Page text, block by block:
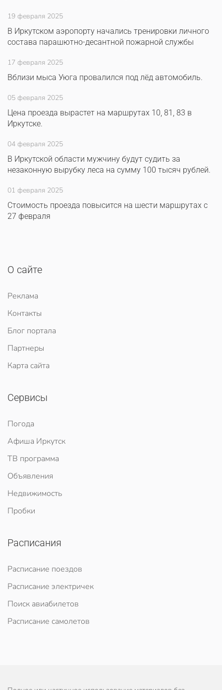
19 февраля 2025
В Иркутском аэропорту начались тренировки личного
состава парашютно-десантной пожарной службы
17 февраля 2025
Вблизи мыса Уюга провалился под лёд автомобиль.
05 февраля 2025
Цена проезда вырастет на маршрутах 10, 81, 83 в
Иркутске.
04 февраля 2025
В Иркутской области мужчину будут судить за
незаконную вырубку леса на сумму 100 тысяч рублей.
01 февраля 2025
Стоимость проезда повысится на шести маршрутах с
27 февраля
О сайте
Реклама
Контакты
Блог портала
Партнеры
Карта сайта
Сервисы
Погода
Афиша Иркутск
ТВ программа
Объявления
Недвижимость
Пробки
Расписания
Расписание поездов
Расписание электричек
Поиск авиабилетов
Расписание самолетов